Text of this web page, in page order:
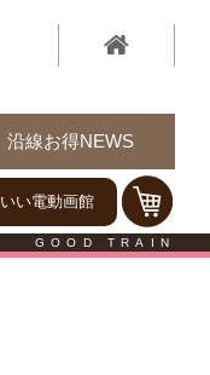
沿線お得NEWS
いい電動画館
GOOD TRAIN